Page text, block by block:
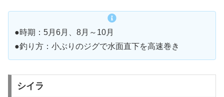
●時期：5月6月、8月～10月
●釣り方：小ぶりのジグで水面直下を高速巻き
シイラ